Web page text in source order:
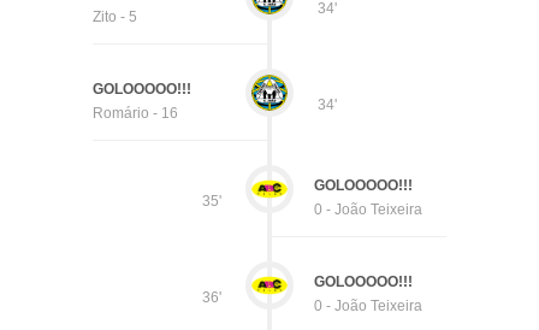
34'
Zito - 5
34'
GOLOOOOO!!!
Romário - 16
35'
GOLOOOOO!!!
0 - João Teixeira
36'
GOLOOOOO!!!
0 - João Teixeira